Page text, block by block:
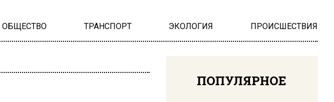
ОБЩЕСТВО ТРАНСПОРТ ЭКОЛОГИЯ ПРОИСШЕСТВИЯ
ПОПУЛЯРНОЕ